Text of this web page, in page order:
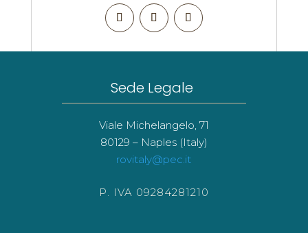
Sede Legale
Viale Michelangelo, 71
80129 – Naples (Italy)
rovitaly@pec.it
P. IVA 09284281210